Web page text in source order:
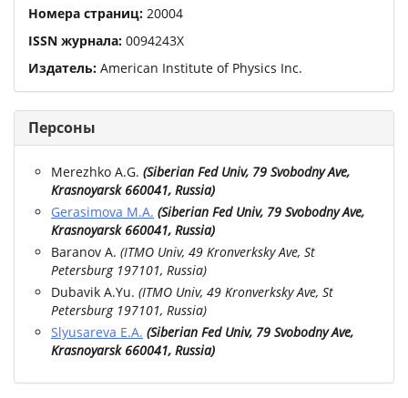
Номера страниц: 20004
ISSN журнала: 0094243X
Издатель: American Institute of Physics Inc.
Персоны
Merezhko A.G. (Siberian Fed Univ, 79 Svobodny Ave,
Krasnoyarsk 660041, Russia)
Gerasimova M.A. (Siberian Fed Univ, 79 Svobodny Ave,
Krasnoyarsk 660041, Russia)
Baranov A. (ITMO Univ, 49 Kronverksky Ave, St
Petersburg 197101, Russia)
Dubavik A.Yu. (ITMO Univ, 49 Kronverksky Ave, St
Petersburg 197101, Russia)
Slyusareva E.A. (Siberian Fed Univ, 79 Svobodny Ave,
Krasnoyarsk 660041, Russia)